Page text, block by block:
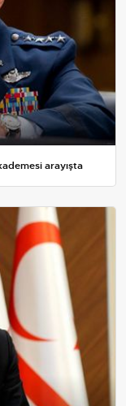
arayışta